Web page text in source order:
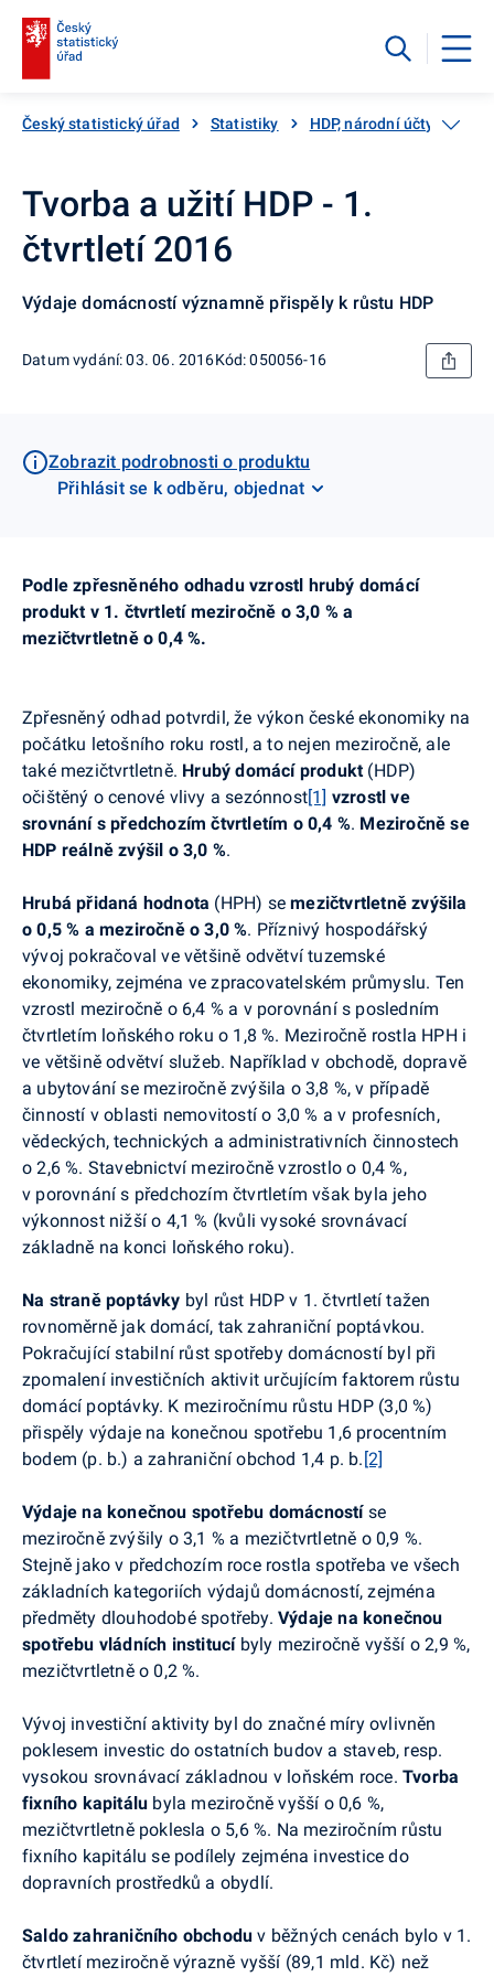
Český statistický úřad Statistiky HDP, národní účty
Tvorba a užití HDP - 1.
čtvrtletí 2016
Výdaje domácností významně přispěly k růstu HDP
Datum vydání: 03. 06. 2016Kód: 050056-16
Zobrazit podrobnosti o produktu
Přihlásit se k odběru, objednat
Podle zpřesněného odhadu vzrostl hrubý domácí
produkt v 1. čtvrtletí meziročně o 3,0 % a
mezičtvrtletně o 0,4 %.
Zpřesněnýodhad potvrdil, že výkon české ekonomiky na
počátku letošního roku rostl, a to nejen meziročně, ale
také mezičtvrtletně. Hrubý domácí produkt (HDP)
očištěný o cenové vlivy a sezónnost[1] vzrostl ve
srovnání s předchozím čtvrtletím o 0,4 %. Meziročně se
HDP reálně zvýšil o 3,0 %.
Hrubá přidaná hodnota (HPH) semezičtvrtletně zvýšila
o 0,5 % a meziročně o 3,0 %. Příznivý hospodářský
vývoj pokračoval ve většině odvětví tuzemské
ekonomiky, zejména ve zpracovatelském průmyslu. Ten
vzrostl meziročně o 6,4 % a v porovnání s posledním
čtvrtletím loňského roku o 1,8 %. Meziročně rostla HPH i
ve většině odvětví služeb. Například v obchodě, dopravě
a ubytování se meziročně zvýšila o 3,8 %, v případě
činností v oblasti nemovitostí o 3,0 % a v profesních,
vědeckých, technických a administrativních činnostech
o 2,6 %. Stavebnictví meziročně vzrostlo o 0,4 %,
v porovnání s předchozím čtvrtletím však byla jeho
výkonnost nižší o 4,1 % (kvůli vysoké srovnávací
základně na konci loňského roku).
Na straně poptávky byl růst HDP v 1. čtvrtletí tažen
rovnoměrně jak domácí, tak zahraniční poptávkou.
Pokračující stabilní růst spotřeby domácností byl při
zpomalení investičních aktivit určujícím faktorem růstu
domácí poptávky. K meziročnímu růstu HDP (3,0 %)
přispěly výdaje na konečnou spotřebu 1,6 procentním
bodem (p. b.) a zahraniční obchod 1,4 p. b. [2]
Výdaje na konečnou spotřebu domácnostíse
meziročně zvýšily o 3,1 % a mezičtvrtletně o 0,9 %.
Stejně jako v předchozím roce rostla spotřeba ve všech
základních kategoriích výdajů domácností, zejména
předměty dlouhodobé spotřeby.Výdaje na konečnou
spotřebu vládních institucíbyly meziročně vyšší o 2,9 %,
mezičtvrtletně o 0,2 %.
Vývoj investiční aktivity byl do značné míry ovlivněn
poklesem investic do ostatních budov a staveb, resp.
vysokou srovnávací základnou v loňském roce. Tvorba
fixního kapitálu byla meziročně vyšší o 0,6 %,
mezičtvrtletně poklesla o 5,6 %. Na meziročním růstu
fixního kapitálu se podílely zejména investice do
dopravních prostředků a obydlí.
Saldo zahraničního obchoduv běžných cenách bylo v 1.
čtvrtletí meziročně výrazně vyšší (89,1 mld. Kč) než